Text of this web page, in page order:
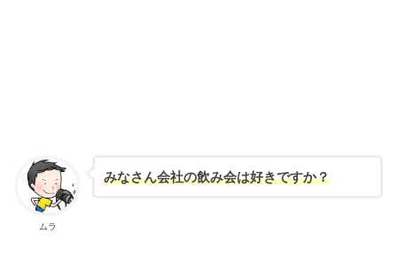
ムラ
みなさん会社の飲み会は好きですか？